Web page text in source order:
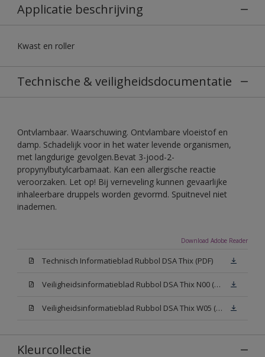
Applicatie beschrijving
Kwast en roller
Technische & veiligheidsdocumentatie
Ontvlambaar. Waarschuwing. Ontvlambare vloeistof en
damp. Schadelijk voor in het water levende organismen,
met langdurige gevolgen.Bevat 3-jood-2-
propynylbutylcarbamaat. Kan een allergische reactie
veroorzaken. Let op! Bij verneveling kunnen gevaarlijke
inhaleerbare druppels worden gevormd. Spuitnevel niet
inademen.
Download Adobe Reader
Technisch Informatieblad Rubbol DSA Thix (PDF)
Veiligheidsinformatieblad Rubbol DSA Thix N00 (MSDS)
Veiligheidsinformatieblad Rubbol DSA Thix W05 (MSDS)
Kleurcollectie